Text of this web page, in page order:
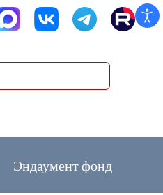
Эндаумент фонд